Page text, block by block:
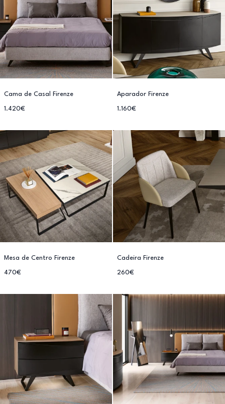
Cama de Casal Firenze
1.420€
Aparador Firenze
1.160€
Mesa de Centro Firenze
470€
Cadeira Firenze
260€